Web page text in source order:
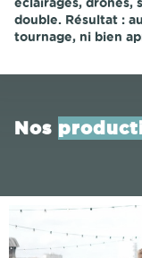
éclairages, drones,
double. Résultat :
tournage, ni bien
Nos